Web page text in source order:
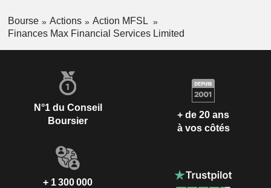
Bourse Actions
Action MFSL
Finances Max Financial Services Limited
N°1 du Conseil
Boursier
+ de 20 ans
à vos côtés
+ 1 300 000